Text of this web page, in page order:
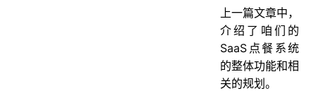
1.2 租户层级关系
2. 数据隔离策略设计
2.1 整体架构图
上一篇文章中，
介绍了咱们的
SaaS点餐系统
的整体功能和相
关的规划。